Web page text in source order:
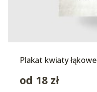
Plakat kwiaty łąkowe
od 18 zł